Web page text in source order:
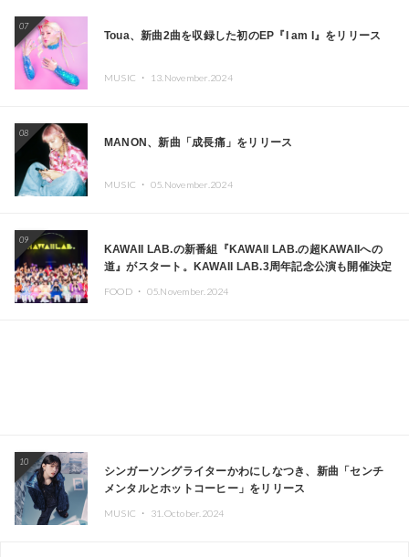
07
Toua、新曲2曲を収録した初のEP『I am I』をリリース
MUSIC ・ 13.November.2024
08
MANON、新曲「成長痛」をリリース
MUSIC ・ 05.November.2024
09
KAWAII LAB.の新番組『KAWAII LAB.の超KAWAIIへの
道』がスタート。KAWAII LAB.3周年記念公演も開催決定
FOOD ・ 05.November.2024
10
シンガーソングライターかわにしなつき、新曲「センチ
メンタルとホットコーヒー」をリリース
MUSIC ・ 31.October.2024